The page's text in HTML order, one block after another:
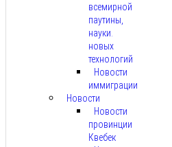
всемирной
паутины,
науки.
новых
технологий
Новости
иммиграции
Новости
Новости
провинции
Квебек